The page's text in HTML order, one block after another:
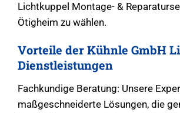
Lichtkuppel Montage- &
Ötigheim zu wählen.
Vorteile der Kühnle GmbH
Dienstleistungen
Fachkundige Beratung: Unsere
maßgeschneiderte Lösungen, die